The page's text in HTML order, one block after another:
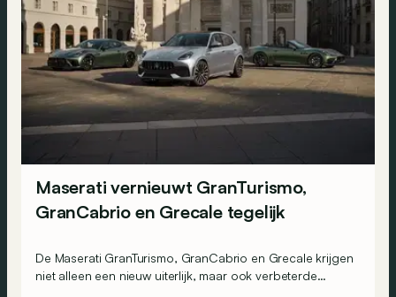
Maserati vernieuwt GranTurismo,
GranCabrio en Grecale tegelijk
De Maserati GranTurismo, GranCabrio en Grecale krijgen
niet alleen een nieuw uiterlijk, maar ook verbeterde